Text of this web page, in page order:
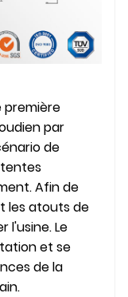
première
par
de
Afin de
les atouts de
l'usine. Le
et se
de la